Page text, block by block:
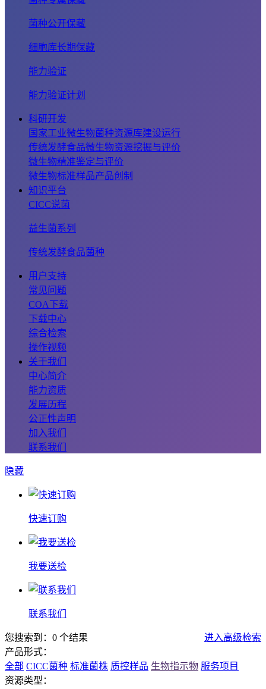
菌种公开保藏
细胞库长期保藏
能力验证
能力验证计划
科研开发
国家工业微生物菌种资源库建设运行
传统发酵食品微生物资源挖掘与评价
微生物精准鉴定与评价
微生物标准样品产品创制
知识平台
CICC说菌
益生菌系列
传统发酵食品菌种
用户支持
常见问题
COA下载
下载中心
综合检索
操作视频
关于我们
中心简介
能力资质
发展历程
公正性声明
加入我们
联系我们
隐藏
快速订购
我要送检
联系我们
您搜索到：0 个结果
进入高级检索
产品形式：
全部 CICC菌种 标准菌株 质控样品 生物指示物 服务项目
资源类型：